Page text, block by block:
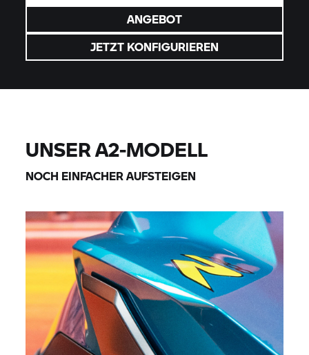
ANGEBOT
JETZT KONFIGURIEREN
UNSER A2-MODELL
NOCH EINFACHER AUFSTEIGEN